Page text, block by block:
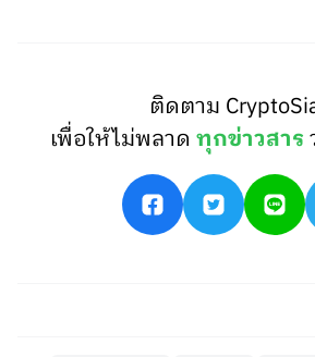
ติดตาม
เพื่อให้ไม่พลาดทุกข่าวสาร